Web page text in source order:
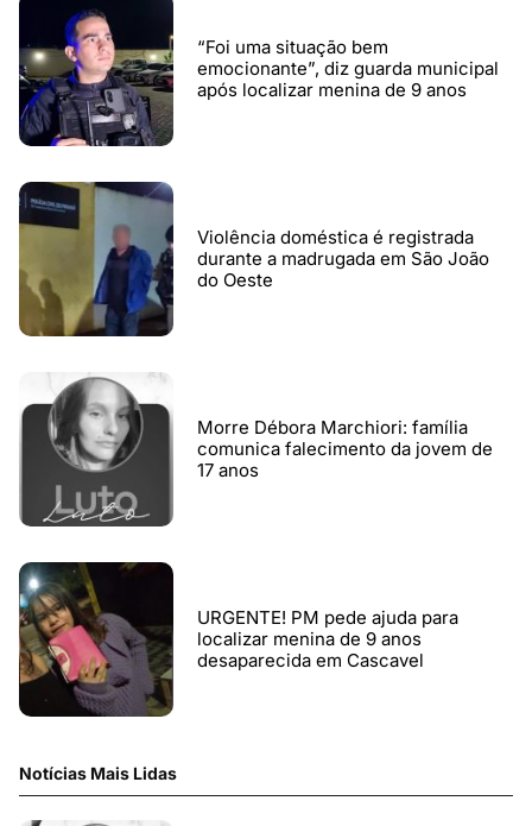
“Foi uma situação bem
emocionante”, diz guarda municipal
após localizar menina de 9 anos
Violência doméstica é registrada
durante a madrugada em São João
do Oeste
Morre Débora Marchiori: família
comunica falecimento da jovem de
17 anos
URGENTE! PM pede ajuda para
localizar menina de 9 anos
desaparecida em Cascavel
Notícias Mais Lidas